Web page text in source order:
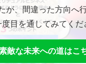
が、間違った方向へ
度目を通してみてくだ
敵な未来への道はこ